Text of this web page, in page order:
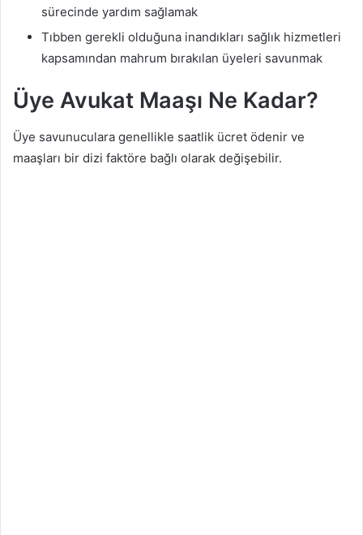
sürecinde yardım sağlamak
Tıbben gerekli olduğuna inandıkları sağlık hizmetleri
kapsamından mahrum bırakılan üyeleri savunmak
Üye Avukat Maaşı Ne Kadar?
Üye savunuculara genellikle saatlik ücret ödenir ve
maaşları bir dizi faktöre bağlı olarak değişebilir.